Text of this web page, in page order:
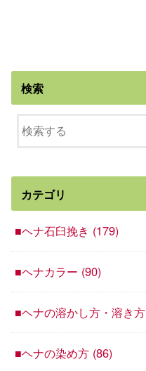
検索
カテゴリ
■ヘナ石臼挽き (179)
■ヘナカラー (90)
■ヘナの溶かし方・溶き方
■ヘナの染め方 (86)